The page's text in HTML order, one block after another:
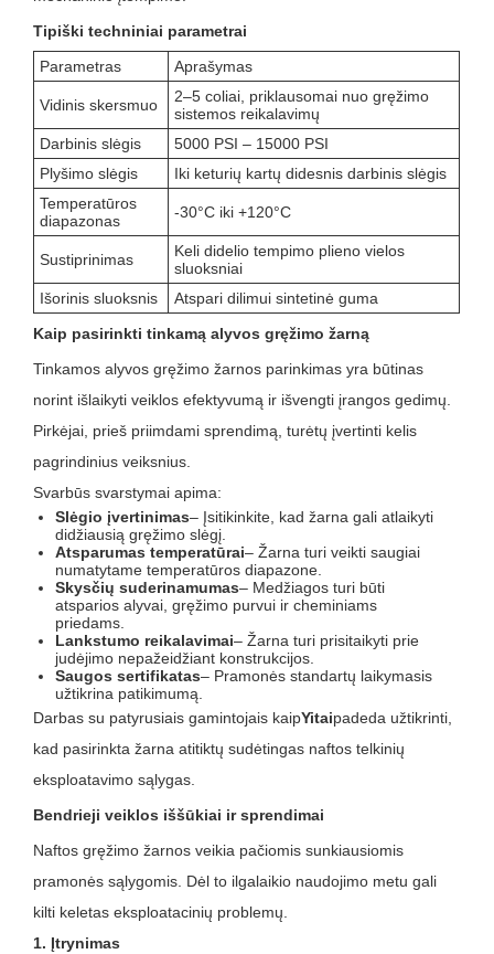
Tipiški techniniai parametrai
Parametras
Aprašymas
Vidinis skersmuo
2–5 coliai, priklausomai nuo gręžimo
sistemos reikalavimų
Darbinis slėgis
5000 PSI – 15000 PSI
Plyšimo slėgis
Iki keturių kartų didesnis darbinis slėgis
Temperatūros
diapazonas
-30°C iki +120°C
Sustiprinimas
Keli didelio tempimo plieno vielos
sluoksniai
Išorinis sluoksnis
Atspari dilimui sintetinė guma
Kaip pasirinkti tinkamą alyvos gręžimo žarną
Tinkamos alyvos gręžimo žarnos parinkimas yra būtinas
norint išlaikyti veiklos efektyvumą ir išvengti įrangos gedimų.
Pirkėjai, prieš priimdami sprendimą, turėtų įvertinti kelis
pagrindinius veiksnius.
Svarbūs svarstymai apima:
Slėgio įvertinimas– Įsitikinkite, kad žarna gali atlaikyti
didžiausią gręžimo slėgį.
Atsparumas temperatūrai– Žarna turi veikti saugiai
numatytame temperatūros diapazone.
Skysčių suderinamumas– Medžiagos turi būti
atsparios alyvai, gręžimo purvui ir cheminiams
priedams.
Lankstumo reikalavimai– Žarna turi prisitaikyti prie
judėjimo nepažeidžiant konstrukcijos.
Saugos sertifikatas– Pramonės standartų laikymasis
užtikrina patikimumą.
Darbas su patyrusiais gamintojais kaipYitaipadeda užtikrinti,
kad pasirinkta žarna atitiktų sudėtingas naftos telkinių
eksploatavimo sąlygas.
Bendrieji veiklos iššūkiai ir sprendimai
Naftos gręžimo žarnos veikia pačiomis sunkiausiomis
pramonės sąlygomis. Dėl to ilgalaikio naudojimo metu gali
kilti keletas eksploatacinių problemų.
1. Įtrynimas